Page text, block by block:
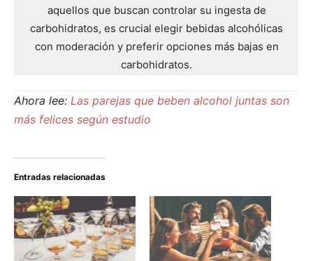
aquellos que buscan controlar su ingesta de
carbohidratos, es crucial elegir bebidas alcohólicas
con moderación y preferir opciones más bajas en
carbohidratos.
Ahora lee: Las parejas que beben alcohol juntas son
más felices según estudio
Entradas relacionadas